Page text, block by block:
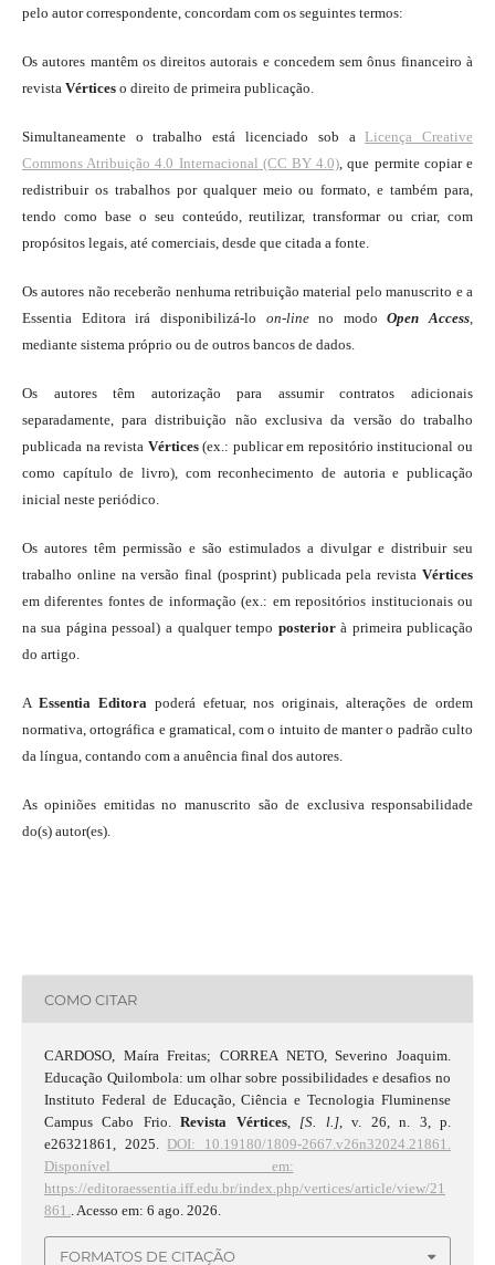
pelo autor correspondente, concordam com os seguintes termos:
Os autores mantêm os direitos autorais e concedem sem ônus financeiro à
revista Vértices o direito de primeira publicação.
Simultaneamente o trabalho está licenciado sob a Licença Creative
Commons Atribuição 4.0 Internacional (CC BY 4.0), que permite copiar e
redistribuir os trabalhos por qualquer meio ou formato, e também para,
tendo como base o seu conteúdo, reutilizar, transformar ou criar, com
propósitos legais, até comerciais, desde que citada a fonte.
Os autores não receberão nenhuma retribuição material pelo manuscrito e a
Essentia Editora irá disponibilizá-lo on-lineno modoOpen Access,
mediante sistema próprio ou de outros bancos de dados.
Os autores têm autorização para assumir contratos adicionais
separadamente, para distribuição não exclusiva da versão do trabalho
publicada na revista Vértices(ex.: publicar em repositório institucional ou
como capítulo de livro), com reconhecimento de autoria e publicação
inicial neste periódico.
Os autores têm permissão e são estimulados a divulgar e distribuir seu
trabalho online na versão final (posprint) publicada pela revistaVértices
em diferentes fontes de informação (ex.: em repositórios institucionais ou
na sua página pessoal) a qualquer tempo posteriorà primeira publicação
do artigo.
A Essentia Editorapoderá efetuar, nos originais, alterações de ordem
normativa, ortográfica e gramatical, com o intuito de manter o padrão culto
da língua, contando com a anuência final dos autores.
As opiniões emitidas no manuscrito são de exclusiva responsabilidade
do(s) autor(es).
COMO CITAR
CARDOSO, Maíra Freitas; CORREA NETO, Severino Joaquim.
Educação Quilombola: um olhar sobre possibilidades e desafios no
Instituto Federal de Educação, Ciência e Tecnologia Fluminense
Campus Cabo Frio.Revista Vértices, [S. l.], v. 26, n. 3, p.
e26321861, 2025. DOI: 10.19180/1809-2667.v26n32024.21861.
Disponível em:
https://editoraessentia.iff.edu.br/index.php/vertices/article/view/21
861.. Acesso em: 6 ago. 2026.
FORMATOS DE CITAÇÃO